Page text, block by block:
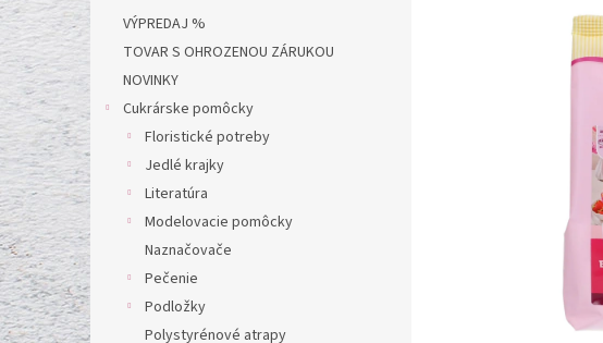
ý
e
VÝPREDAJ %
TOVAR S OHROZENOU ZÁRUKOU
NOVINKY
Cukrárske pomôcky
Floristické potreby
Jedlé krajky
Literatúra
Modelovacie pomôcky
Naznačovače
Pečenie
Podložky
Polystyrénové atrapy